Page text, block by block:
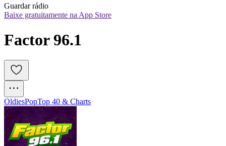
Guardar rádio
Baixe gratuitamente na App Store
Factor 96.1
OldiesPopTop 40 & Charts